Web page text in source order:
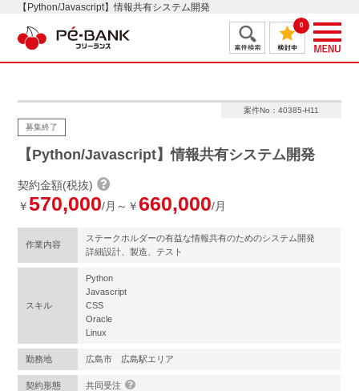
【Python/Javascript】情報共有システム開発
0
案件No：40385-H11
募集終了
【Python/Javascript】情報共有システム開発
契約金額(税抜)
￥570,000/月～￥ 660,000/月
作業内容
ステークホルダーの有益な情報共有のためのシステム開発
詳細設計、製造、テスト
スキル
Python
Javascript
CSS
Oracle
Linux
勤務地 広島市 広島駅エリア
契約形態 共同受注